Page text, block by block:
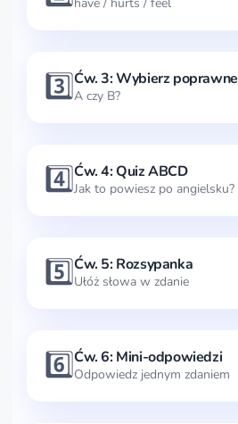
3️⃣Ćw. 3: Wybierz poprawne
A czy B?
4️⃣Ćw. 4: Quiz ABCD
Jak to powiesz po angielsku?
5️⃣Ćw. 5: Rozsypanka
Ułóż słowa w zdanie
6️⃣Ćw. 6: Mini-odpowiedzi
Odpowiedz jednym zdaniem